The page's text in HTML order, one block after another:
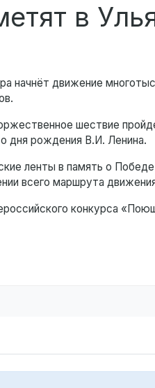
в
начнёт движение
шествие
дня рождения В.И. Ленина.
ленты в память о
всего маршрута
конкурса